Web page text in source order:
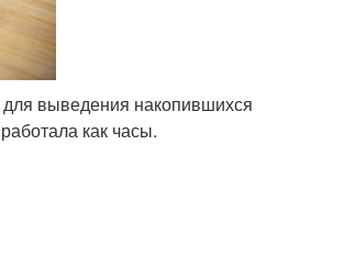
для выведения накопившихся
как часы.